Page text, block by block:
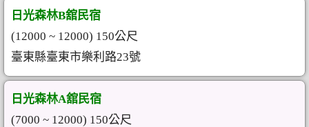
日光森林B舘民宿
(12000 ~ 12000) 150公尺
臺東縣臺東市樂利路23號
日光森林A舘民宿
(7000 ~ 12000) 150公尺